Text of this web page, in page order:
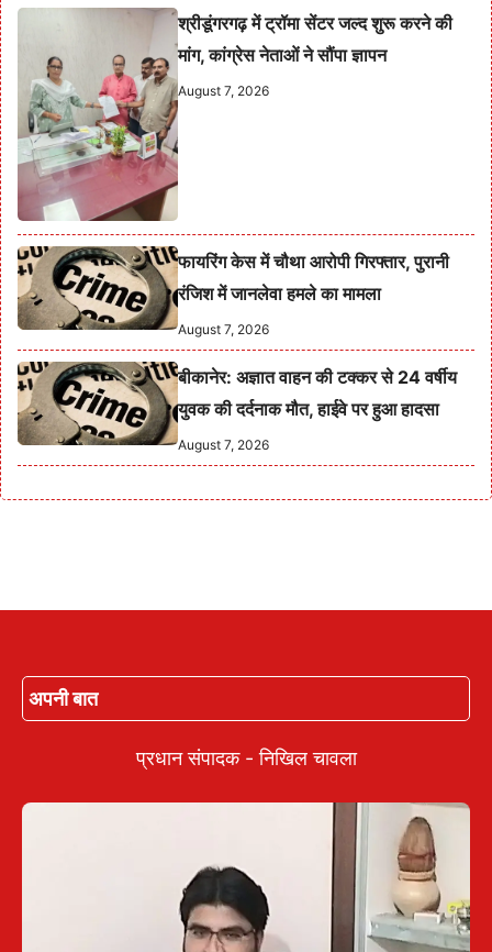
श्रीडूंगरगढ़ में ट्रॉमा सेंटर जल्द शुरू करने की
मांग, कांग्रेस नेताओं ने सौंपा ज्ञापन
August 7, 2026
फायरिंग केस में चौथा आरोपी गिरफ्तार, पुरानी
रंजिश में जानलेवा हमले का मामला
August 7, 2026
बीकानेर: अज्ञात वाहन की टक्कर से 24 वर्षीय
युवक की दर्दनाक मौत, हाईवे पर हुआ हादसा
August 7, 2026
अपनी बात
प्रधान संपादक - निखिल चावला